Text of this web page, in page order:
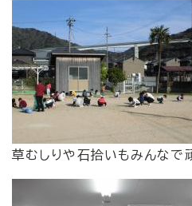
草むしりや石拾いもみんなで